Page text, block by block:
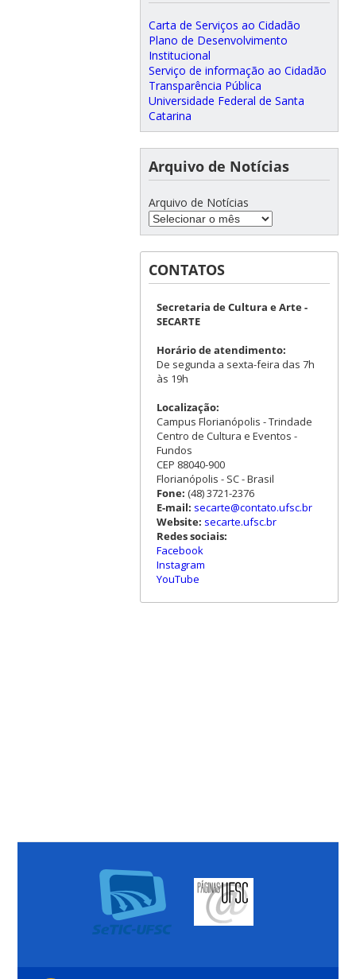
Carta de Serviços ao Cidadão
Plano de Desenvolvimento
Institucional
Serviço de informação ao Cidadão
Transparência Pública
Universidade Federal de Santa
Catarina
Arquivo de Notícias
Arquivo de Notícias
CONTATOS
Secretaria de Cultura e Arte -
SECARTE
Horário de atendimento:
De segunda a sexta-feira das 7h
às 19h
Localização:
Campus Florianópolis - Trindade
Centro de Cultura e Eventos -
Fundos
CEP 88040-900
Florianópolis - SC - Brasil
Fone: (48) 3721-2376
E-mail: secarte@contato.ufsc.br
Website: secarte.ufsc.br
Redes sociais:
Facebook
Instagram
YouTube